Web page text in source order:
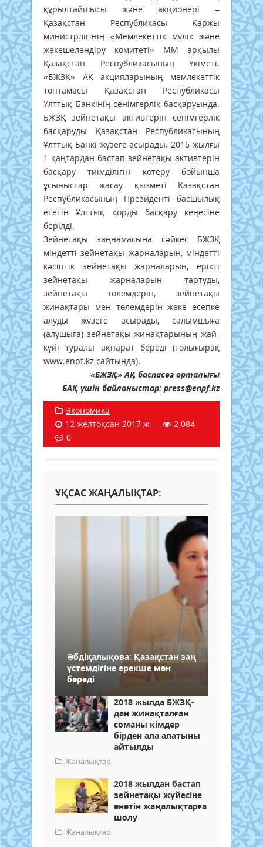
құрылтайшысы және акционері –
Қазақстан Республикасы Қаржы
министрлігінің «Мемлекеттік мүлік және
жекешелендіру комитеті» ММ арқылы
Қазақстан Республикасының Үкіметі.
«БЖЗҚ» АҚ акцияларының мемлекеттік
топтамасы Қазақстан Республикасы
Ұлттық Банкінің сенімгерлік басқаруында.
БЖЗҚ зейнетақы активтерін сенімгерлік
басқаруды Қазақстан Республикасының
Ұлттық Банкі жүзеге асырады. 2016 жылғы
1 қаңтардан бастап зейнетақы активтерін
басқару тиімділігін көтеру бойынша
ұсыныстар жасау қызметі Қазақстан
Республикасының Президенті басшылық
ететін Ұлттық қорды басқару кеңесіне
берілді.
Зейнетақы заңнамасына сәйкес БЖЗҚ
міндетті зейнетақы жарналарын, міндетті
кәсіптік зейнетақы жарналарын, ерікті
зейнетақы жарналарын тартуды,
зейнетақы төлемдерін, зейнетақы
жинақтары мен төлемдерін жеке есепке
алуды жүзеге асырады, салымшыға
(алушыға) зейнетақы жинақтарының жай-
күйі туралы ақпарат береді (толығырақ
www.enpf.kz сайтында).
«БЖЗҚ» АҚ баспасөз орталығы
БАҚ үшін байланыстар: press@enpf.kz
Экономика
12 желтоқсан 2017 ж.
2 084
0
ҰҚСАС ЖАҢАЛЫҚТАР:
Әбдіқалықова: Қазақстан заң
үстемдігіне ерекше мән
береді
2018 жылда БЖЗҚ-
дан жинақталған
соманы кімдер
бірден ала алатыны
айтылды
Жаңалықтар
2018 жылдан бастап
зейнетақы жүйесіне
енетін жаңалықтарға
шолу
Жаңалықтар